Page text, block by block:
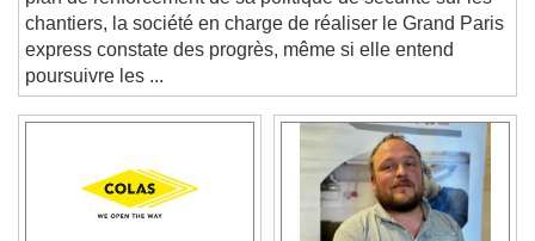
Beginning of dialog window. Escape will cancel
and close the window.
Text
Text Background
Color
plan de renforcement de sa politique de sécurité sur les
chantiers, la société en charge de réaliser le Grand Paris
express constate des progrès, même si elle entend
poursuivre les ...